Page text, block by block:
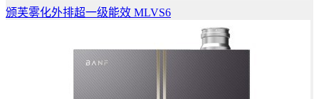
颁芙雾化外排超一级能效 MLVS6